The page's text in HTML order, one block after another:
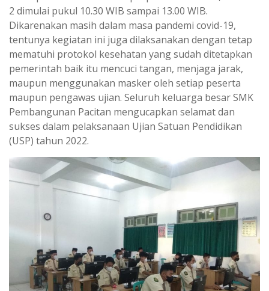
2 dimulai pukul 10.30 WIB sampai 13.00 WIB.
Dikarenakan masih dalam masa pandemi covid-19,
tentunya kegiatan ini juga dilaksanakan dengan tetap
mematuhi protokol kesehatan yang sudah ditetapkan
pemerintah baik itu mencuci tangan, menjaga jarak,
maupun menggunakan masker oleh setiap peserta
maupun pengawas ujian. Seluruh keluarga besar SMK
Pembangunan Pacitan mengucapkan selamat dan
sukses dalam pelaksanaan Ujian Satuan Pendidikan
(USP) tahun 2022.